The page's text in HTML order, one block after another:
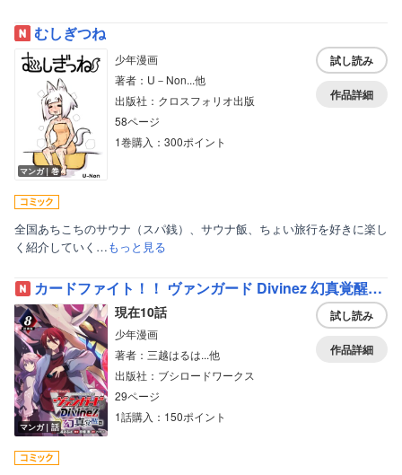
むしぎつね
マンガ｜巻
少年漫画
著者：U－Non...他
出版社：クロスフォリオ出版
58ページ
1巻購入：300ポイント
試し読み
作品詳細
全国あちこちのサウナ（スパ銭）、サウナ飯、ちょい旅行を好きに楽し
く紹介していく…もっと見る
カードファイト！！ ヴァンガード Divinez 幻真覚醒編 連載版
マンガ｜話
現在10話
少年漫画
著者：三越はるは...他
出版社：ブシロードワークス
29ページ
1話購入：150ポイント
試し読み
作品詳細